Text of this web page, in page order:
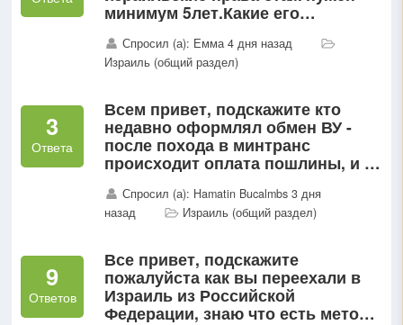
минимум 5лет.Какие его
мисрад ришуй? Проверка зрения
нужна?
Спросил (а): Емма 4 дня назад
Израиль (общий раздел)
3
Ответа
Всем привет, подскажите кто
недавно оформлял обмен ВУ -
после похода в минтранс
происходит оплата пошлины, и в
доставку в бен гурион...
Спросил (а): Hamatin Bucalmbs 3 дня
назад
Израиль (общий раздел)
9
Ответов
Все привет, подскажите
пожалуйста как вы переехали в
Израиль из Российской
Федерации, знаю что есть метод